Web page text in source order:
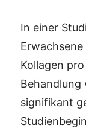
In einer
Kollagen
Behandlung
signifikant